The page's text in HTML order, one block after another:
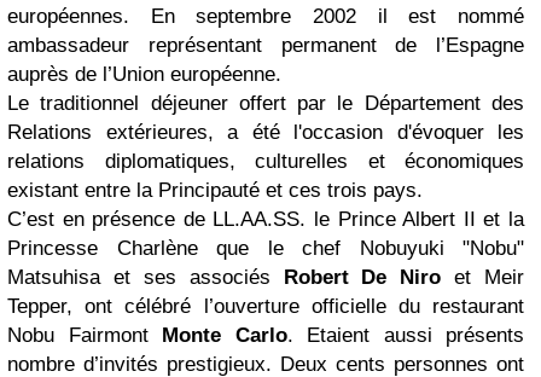
européennes. En septembre 2002 il est nommé
ambassadeur représentant permanent de l’Espagne
auprès de l’Union européenne.
Le traditionnel déjeuner offert par le Département des
Relations extérieures, a été l'occasion d'évoquer les
relations diplomatiques, culturelles et économiques
existant entre la Principauté et ces trois pays.
C’est en présence de LL.AA.SS. le Prince Albert II et la
Princesse Charlène que le chef Nobuyuki "Nobu"
Matsuhisa et ses associés Robert De Niro et Meir
Tepper, ont célébré l’ouverture officielle du restaurant
Nobu Fairmont Monte Carlo. Etaient aussi présents
nombre d’invités prestigieux. Deux cents personnes ont